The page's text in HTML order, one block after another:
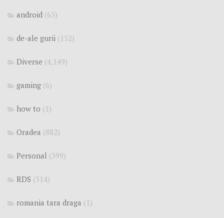
android (63)
de-ale gurii (152)
Diverse (4,149)
gaming (6)
how to (1)
Oradea (882)
Personal (399)
RDS (314)
romania tara draga (1)